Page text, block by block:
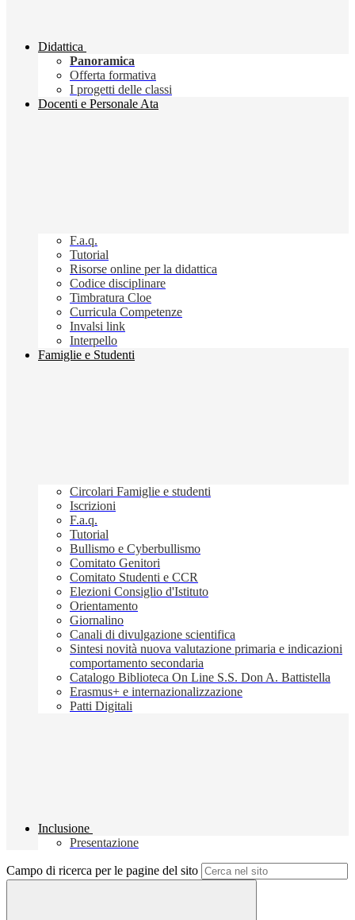
Didattica
Panoramica
Offerta formativa
I progetti delle classi
Docenti e Personale Ata
F.a.q.
Tutorial
Risorse online per la didattica
Codice disciplinare
Timbratura Cloe
Curricula Competenze
Invalsi link
Interpello
Famiglie e Studenti
Circolari Famiglie e studenti
Iscrizioni
F.a.q.
Tutorial
Bullismo e Cyberbullismo
Comitato Genitori
Comitato Studenti e CCR
Elezioni Consiglio d'Istituto
Orientamento
Giornalino
Canali di divulgazione scientifica
Sintesi novità nuova valutazione primaria e indicazioni
comportamento secondaria
Catalogo Biblioteca On Line S.S. Don A. Battistella
Erasmus+ e internazionalizzazione
Patti Digitali
Inclusione
Presentazione
Campo di ricerca per le pagine del sito